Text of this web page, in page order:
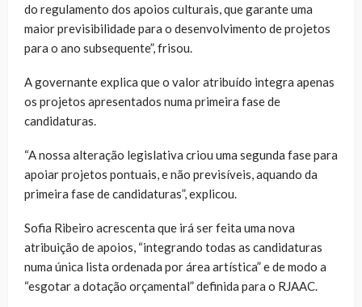
do regulamento dos apoios culturais, que garante uma
maior previsibilidade para o desenvolvimento de projetos
para o ano subsequente”, frisou.
A governante explica que o valor atribuído integra apenas
os projetos apresentados numa primeira fase de
candidaturas.
“A nossa alteração legislativa criou uma segunda fase para
apoiar projetos pontuais, e não previsíveis, aquando da
primeira fase de candidaturas”, explicou.
Sofia Ribeiro acrescenta que irá ser feita uma nova
atribuição de apoios, “integrando todas as candidaturas
numa única lista ordenada por área artística” e de modo a
“esgotar a dotação orçamental” definida para o RJAAC.